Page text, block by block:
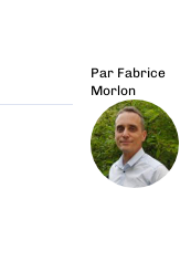
Par Fabrice
Morlon